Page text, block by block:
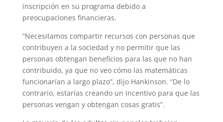
inscripción en su programa debido a
preocupaciones financieras.
“Necesitamos compartir recursos con personas que
contribuyen a la sociedad y no permitir que las
personas obtengan beneficios para las que no han
contribuido, ya que no veo cómo las matemáticas
funcionarían a largo plazo”, dijo Hankinson. “De lo
contrario, estarías creando un incentivo para que las
personas vengan y obtengan cosas gratis”.